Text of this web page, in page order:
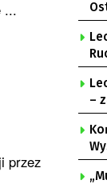
...
przez
–